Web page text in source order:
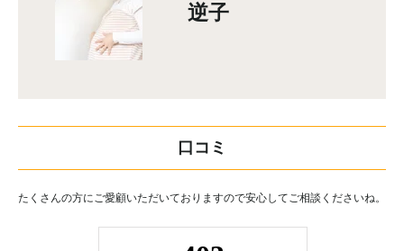
逆子
口コミ
たくさんの方にご愛顧いただいておりますので安心してご相談くださいね。